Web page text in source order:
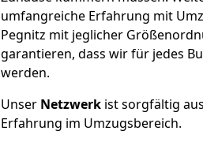
umfangreiche Erfahrung mit
Pegnitz mit jeglicher
garantieren, dass wir für jedes
werden.
Unser Netzwerk ist sorgfältig
Erfahrung im Umzugsbereich.